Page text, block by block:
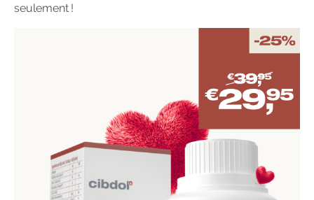
seulement !